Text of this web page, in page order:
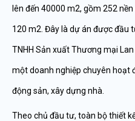
lên đến 40000 m2, gồm 252
120 m2. Đây là dự án được đầu
TNHH Sản xuất Thương mại
một doanh nghiệp chuyên hoạt
động sản, xây dựng nhà.
Theo chủ đầu tư, toàn bộ thiết